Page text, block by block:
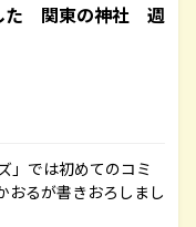
た 関東の神社 週
」では初めてのコミ
おるが書きおろしまし